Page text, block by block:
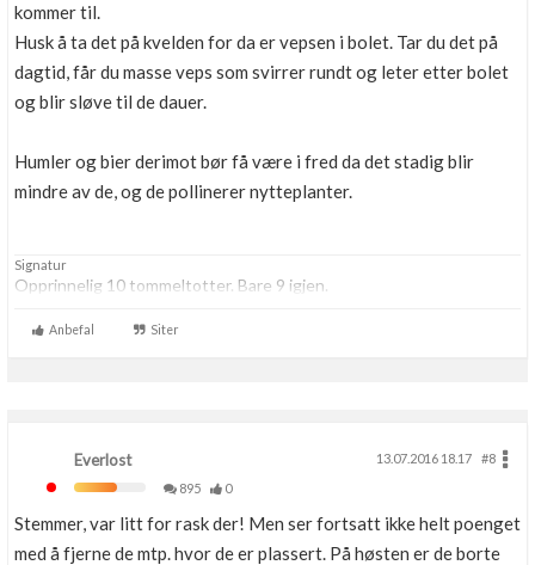
kommer til.
Husk å ta det på kvelden for da er vepsen i bolet. Tar du det på
dagtid, får du masse veps som svirrer rundt og leter etter bolet
og blir sløve til de dauer.
Humler og bier derimot bør få være i fred da det stadig blir
mindre av de, og de pollinerer nytteplanter.
Signatur
Opprinnelig 10 tommeltotter. Bare 9 igjen.
Anbefal Siter
Everlost 13.07.2016 18.17
#8
895
0
Stemmer, var litt for rask der! Men ser fortsatt ikke helt poenget
med å fjerne de mtp. hvor de er plassert. På høsten er de borte